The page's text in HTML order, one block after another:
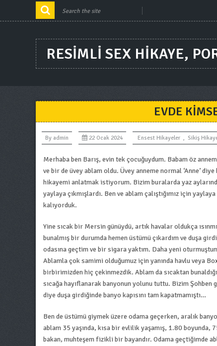
RESIMLI SEX HIKAYE,
EVDE
By admin 22 Ocak 2024 Ensest Hikayeler , Sikiş
Merhaba ben Barış, evin tek çocuğuydum. Babam öz
ve bir de üvey ablam oldu. Üvey anneme normal ‘Anne’
hikayemi anlatmak istiyorum. Bizim buralarda yaz
yaylaya çıkmışlardı. Ben ve ablam çalıştığımız için
kalıyorduk.
Yine sıcak bir Mersin günüydü, artık havalar oldukça
bunalmış bir durumda hemen üstümü çıkardım ve duşa
odasına geçtim ve bir sigara yaktım. Daha yeni
Ablamla çok samimi olduğumuz için yanında havlu veya
birbirimizden hiç çekinmezdik. Ablam da sıcaktan
sıcağa hayıflanarak banyonun yolunu tuttu. Bizim Şohben
diye duşa girdiğinde banyo kapısını tam kapatmamıştı…
Ben de üstümü giymek üzere odama geçerken, aralık
ablam 35 yaşında, kısa bir evlilik yaşamış, 1.80
bakan, muhteşem fizikli bir bayandır. Odama geçtiğimde